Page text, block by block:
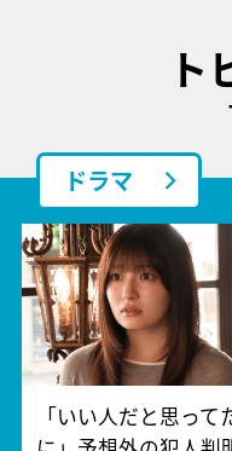
ト
ドラマ
「いい人だと思って